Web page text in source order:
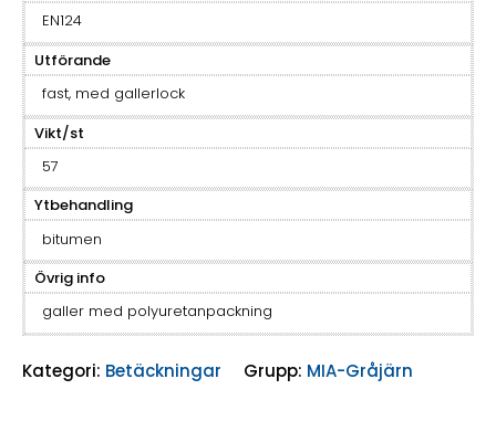
EN124
Utförande
fast, med gallerlock
Vikt/st
57
Ytbehandling
bitumen
Övrig info
galler med polyuretanpackning
Kategori: Betäckningar Grupp: MIA-Gråjärn